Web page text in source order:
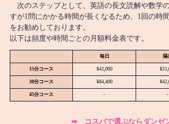
次のステップとして、英語の長文読解や数学
すが1問にかかる時間が長くなるため、1回の時
をお勧めしております。
以下は頻度や時間ごとの月額料金表です。
毎日 隔
15分コース ¥42,000
30分コース ¥84,400
45分コース - -
➡︎ コスパで選ぶならダンゼ